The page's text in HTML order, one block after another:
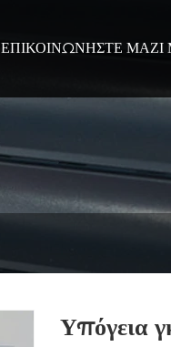
ΕΠΙΚΟΙΝΩΝΉΣΤΕ ΜΑΖΊ
Υπόγεια